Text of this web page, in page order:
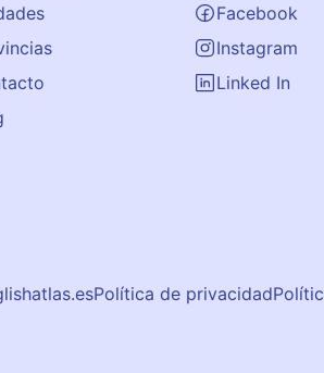
Facebook
Instagram
Linked In
Política de privacidad